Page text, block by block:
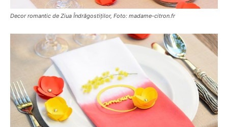
Decor romantic de Ziua Îndrăgostiților, Foto: madame-citron.fr